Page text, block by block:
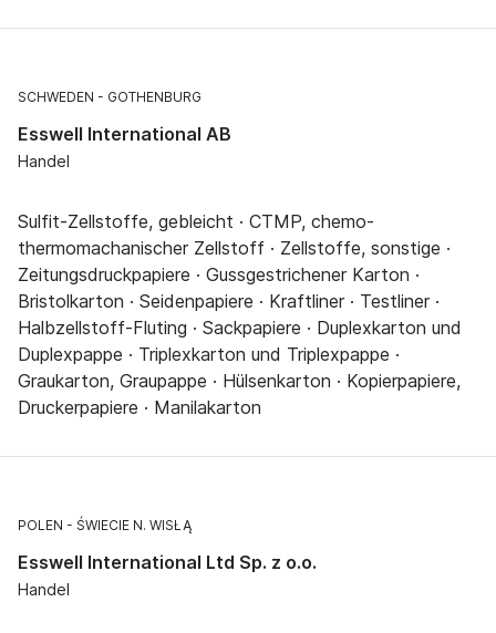
SCHWEDEN GOTHENBURG
Esswell International AB
Handel
Sulfit-Zellstoffe, gebleicht · CTMP, chemo-
thermomachanischer Zellstoff · Zellstoffe, sonstige ·
Zeitungsdruckpapiere · Gussgestrichener Karton ·
Bristolkarton · Seidenpapiere · Kraftliner · Testliner ·
Halbzellstoff-Fluting · Sackpapiere · Duplexkarton und
Duplexpappe · Triplexkarton und Triplexpappe ·
Graukarton, Graupappe · Hülsenkarton · Kopierpapiere,
Druckerpapiere · Manilakarton
POLEN ŚWIECIE N. WISŁĄ
Esswell International Ltd Sp. z o.o.
Handel